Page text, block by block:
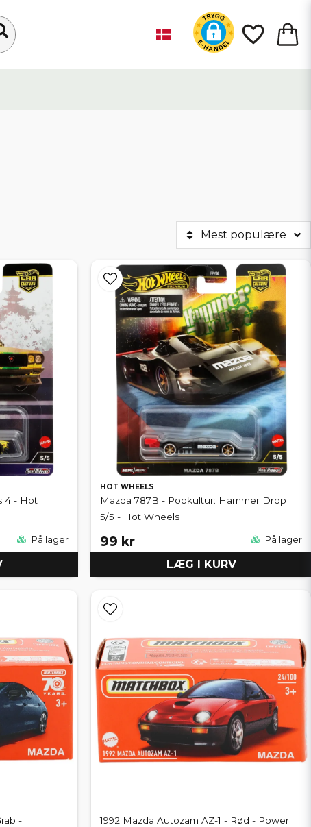
Mest populære
4 - Hot
På lager
HOT WHEELS
Mazda 787B - Popkultur: Hammer Drop
5/5 - Hot Wheels
99 kr På lager
LÆG I KURV
-
1992 Mazda Autozam AZ-1 - Rød - Power